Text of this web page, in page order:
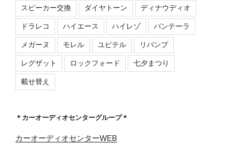
スピーカー交換 ダイヤトーン ディナウディオ
ドラレコ ハイエース ハイレゾ パンテーラ
メガーヌ モレル ユピテル リバンプ
レグザット ロックフォード 七夕まつり
載せ替え
＊カーオーディオセンターグループ＊
カーオーディオセンターWEB